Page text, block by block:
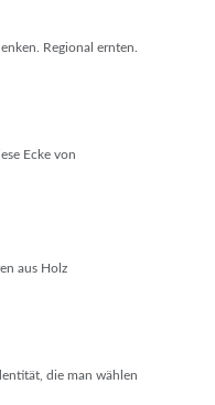
Regional ernten.
Ecke von
aus Holz
die man wählen